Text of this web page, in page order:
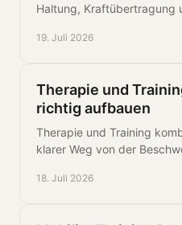
Haltung, Kraftübertragung
19. Juli 2026
Therapie und
richtig aufbauen
Therapie und Training
klarer Weg von der
18. Juli 2026